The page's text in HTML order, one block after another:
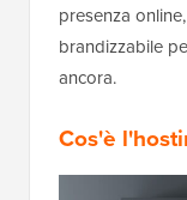
presenza
brandizzabile
ancora.
Cos'è